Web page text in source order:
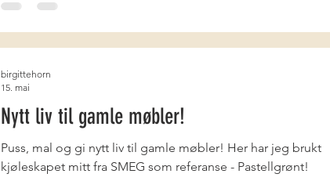
Nytt liv til gamle møbler!
Puss, mal og gi nytt liv til gamle møbler! Her har jeg brukt
kjøleskapet mitt fra SMEG som referanse - Pastellgrønt!
birgittehorn
15. mai